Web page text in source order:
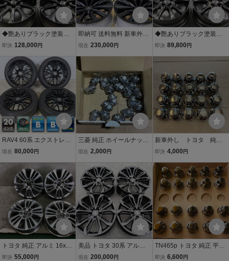
◆艶ありブラック塗装◆
MAZDA(マツダ) CX-80/C
14.3/5H 7.5J+45 グロスブ
ラック マツダ6 CX-8 CX-
5 アテンザ 等
即決 128,000 円
即納可 送料無料 新車外し
レクサス LEXUS RX500h
40 5H114.3 マットブラッ
ク 21インチ 4本 純正ボル
ト付属
現在 230,000 円
◆艶ありブラック塗装◆
マツダ アテンザ (GJ系) 純
H 7.5J+45 4本 マツダ6 C
X-5 CX-8 CX-7 など グロ
スブラック
即決 89,800 円
RAV4 60系 エクストレイ
ル T33系 等 4本 カールソ
40 5H PCD114.3 ラジア
ル TOYO プロクセス スポ
ーツ 235/50R20
現在 80,000 円
三菱 純正 ホイールナット
M12 P1.5 平座 MITSUBIS
現在 2,000 円
新車外し トヨタ 純
正 ホイール ナット
ス アクア アルファー
ド ヴェルファイア 段
付き 平座 20個
即決 4,000 円
トヨタ 純正 アルミ 16x6J
+40 5H 114.3 ハブ径60ｍ
即決 55,000 円
美品 トヨタ 30系 アルフ
ァード ヴェルファイア モ
現在 200,000 円
TN465p トヨタ 純正 平座
ナット ２０個セット ブラ
即決 6,600 円